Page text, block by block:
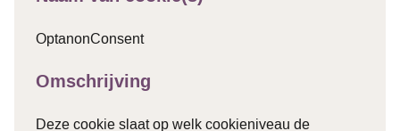
OptanonConsent
Omschrijving
Deze cookie slaat op welk cookieniveau de